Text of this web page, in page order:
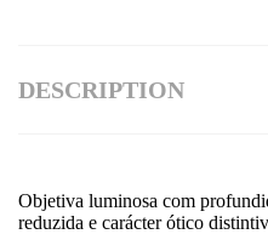
DESCRIPTION
Objetiva luminosa com
reduzida e carácter ótico